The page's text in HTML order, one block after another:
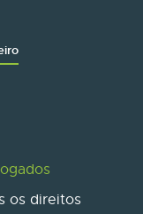
os direitos